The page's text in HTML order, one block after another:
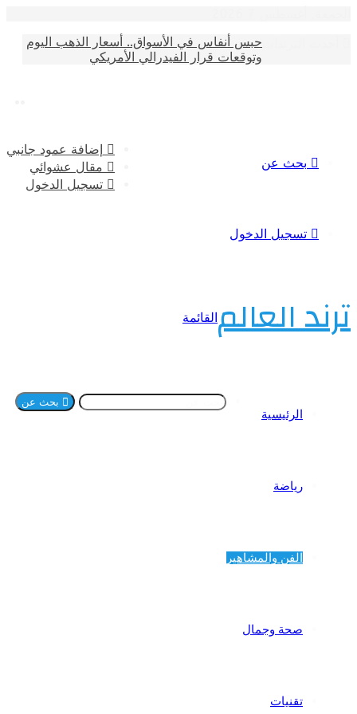
حبس أنفاس في الأسواق.. أسعار الذهب اليوم
وتوقعات قرار الفيدرالي الأمريكي
إضافة عمود جانبي
مقال عشوائي
تسجيل الدخول
بحث عن
تسجيل الدخول
العالمالقائمة
الفن والمشاهير
صحة وجمال
بحث عن